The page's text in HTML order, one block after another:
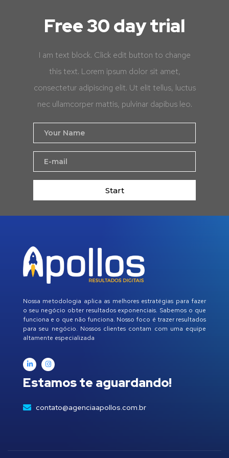
Free 30 day trial
I am text block. Click edit button to change
this text. Lorem ipsum dolor sit amet,
consectetur adipiscing elit. Ut elit tellus, luctus
nec ullamcorper mattis, pulvinar dapibus leo.
Start
Nossa metodologia aplica as melhores estratégias para fazer
o seu negócio obter resultados exponenciais. Sabemos o que
funciona e o que não funciona. Nosso foco é trazer resultados
para seu negócio. Nossos clientes contam com uma equipe
altamente especializada
Estamos te aguardando!
contato@agenciaapollos.com.br